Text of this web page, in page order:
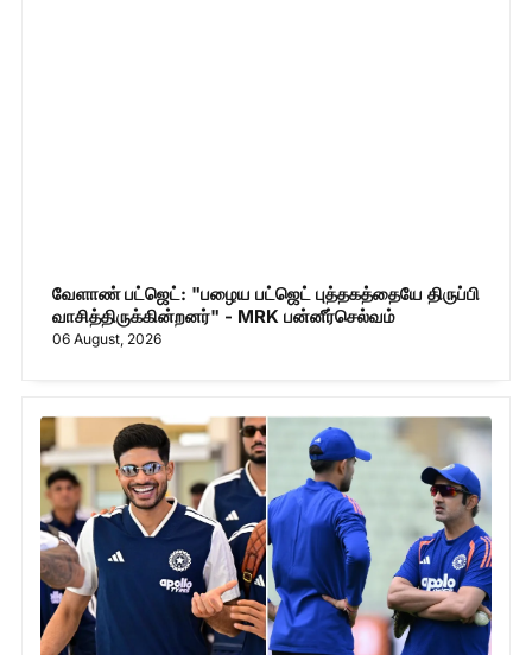
வேளாண் பட்ஜெட்: "பழைய பட்ஜெட் புத்தகத்தையே திருப்பி
வாசித்திருக்கின்றனர்" - MRK பன்னீர்செல்வம்
06 August, 2026